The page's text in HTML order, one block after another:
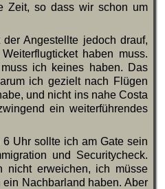
Zeit, so dass wir schon um
Angestellte jedoch drauf,
haben muss.
ich keines haben. Das
ich gezielt nach Flügen
und nicht ins nahe Costa
ein weiterführendes
Uhr sollte ich am Gate sein
und Securitycheck.
nicht erweichen, ich müsse
Nachbarland haben. Aber